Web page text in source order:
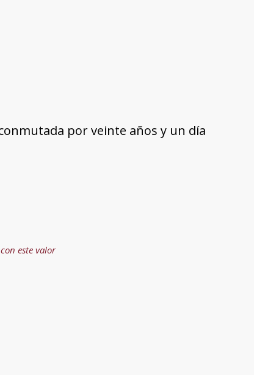
por veinte años y un día
este valor